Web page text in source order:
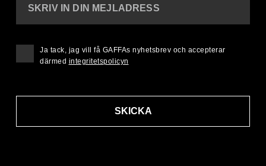
SKRIV IN DIN MEJLADRESS
SKICKA
Ja tack, jag vill få GAFFAs nyhetsbrev och accepterar
därmed integritetspolicyn